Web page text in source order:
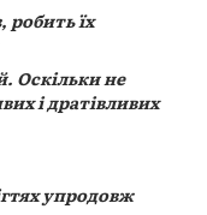
робить їх
Оскільки не
і дратівливих
упродовж